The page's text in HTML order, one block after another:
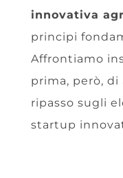
innovativa
principi
Affrontiamo
prima, però,
ripasso sugli
startup